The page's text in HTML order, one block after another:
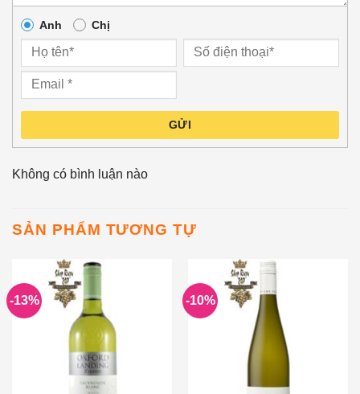
Anh Chị
GỬI
Không có bình luận nào
SẢN PHẨM TƯƠNG TỰ
-13% -10%